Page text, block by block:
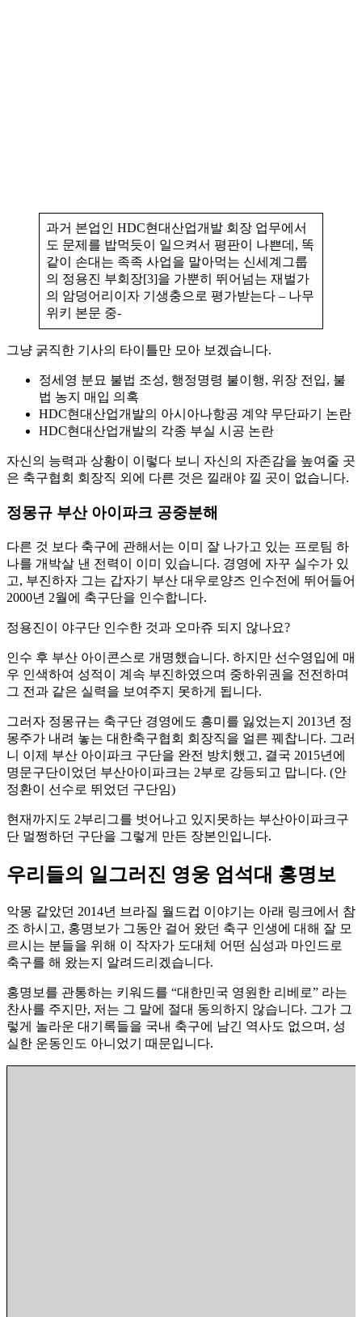
과거 본업인 HDC현대산업개발 회장 업무에서
도 문제를 밥먹듯이 일으켜서 평판이 나쁜데, 똑
같이 손대는 족족 사업을 말아먹는 신세계그룹
의 정용진 부회장[3]을 가뿐히 뛰어넘는 재벌가
의 암덩어리이자 기생충으로 평가받는다 – 나무
위키 본문 중-
그냥 굵직한 기사의 타이틀만 모아 보겠습니다.
정세영 분묘 불법 조성, 행정명령 불이행, 위장 전입, 불
법 농지 매입 의혹
HDC현대산업개발의 아시아나항공 계약 무단파기 논란
HDC현대산업개발의 각종 부실 시공 논란
자신의 능력과 상황이 이렇다 보니 자신의 자존감을 높여줄 곳
은 축구협회 회장직 외에 다른 것은 낄래야 낄 곳이 없습니다.
정몽규 부산 아이파크 공중분해
다른 것 보다 축구에 관해서는 이미 잘 나가고 있는 프로팀 하
나를 개박살 낸 전력이 이미 있습니다. 경영에 자꾸 실수가 있
고, 부진하자 그는 갑자기 부산 대우로양즈 인수전에 뛰어들어
2000년 2월에 축구단을 인수합니다.
정용진이 야구단 인수한 것과 오마쥬 되지 않나요?
인수 후 부산 아이콘스로 개명했습니다. 하지만 선수영입에 매
우 인색하여 성적이 계속 부진하였으며 중하위권을 전전하며
그 전과 같은 실력을 보여주지 못하게 됩니다.
그러자 정몽규는 축구단 경영에도 흥미를 잃었는지 2013년 정
몽주가 내려 놓는 대한축구협회 회장직을 얼른 꿰찹니다. 그러
니 이제 부산 아이파크 구단을 완전 방치했고, 결국 2015년에
명문구단이었던 부산아이파크는 2부로 강등되고 맙니다. (안
정환이 선수로 뛰었던 구단임)
현재까지도 2부리그를 벗어나고 있지못하는 부산아이파크구
단 멀쩡하던 구단을 그렇게 만든 장본인입니다.
우리들의 일그러진 영웅 엄석대 홍명보
악몽 같았던 2014년 브라질 월드컵 이야기는 아래 링크에서 참
조 하시고, 홍명보가 그동안 걸어 왔던 축구 인생에 대해 잘 모
르시는 분들을 위해 이 작자가 도대체 어떤 심성과 마인드로
축구를 해 왔는지 알려드리겠습니다.
홍명보를 관통하는 키워드를 “대한민국 영원한 리베로” 라는
찬사를 주지만, 저는 그 말에 절대 동의하지 않습니다. 그가 그
렇게 놀라운 대기록들을 국내 축구에 남긴 역사도 없으며, 성
실한 운동인도 아니었기 때문입니다.